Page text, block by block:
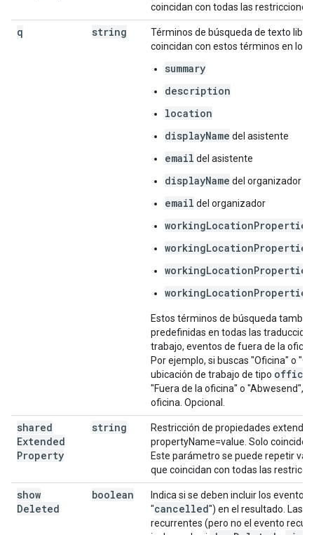
coincidan con todas las
q string
Términos de búsqueda de texto
coincidan con estos términos en los
summary
description
location
displayName del asistente
email del asistente
displayName del organizador
email del organizador
Estos términos de búsqueda
predefinidas en todas las
trabajo, eventos de fuera de la
Por ejemplo, si buscas "Oficina" o
ubicación de trabajo de tipo
"Fuera de la oficina" o "Abwesend",
oficina. Opcional.
shared
Extended
Property
string
Restricción de propiedades
propertyName=value. Solo coincide
Este parámetro se puede repetir
que coincidan con todas las
show
Deleted
boolean
Indica si se deben incluir los
"cancelled") en el resultado. Las
recurrentes (pero no el evento